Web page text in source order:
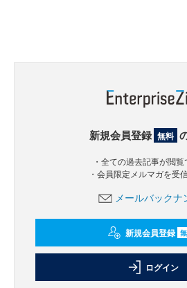
新規会員登録 無料
・全ての過去記事が閲
・会員限定メルマガを受
メールバックナ
新規会員登録
ログイン